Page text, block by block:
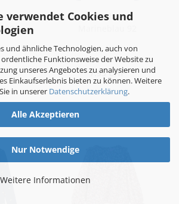
verwendet Cookies und
und ähnliche Technologien, auch von
Funktionsweise der Website zu
unseres Angebotes zu analysieren und
Einkaufserlebnis bieten zu können. Weitere
in unserer Datenschutzerklärung.
Alle Akzeptieren
Nur Notwendige
Weitere Informationen
Kinderhemd
7.95 CHF